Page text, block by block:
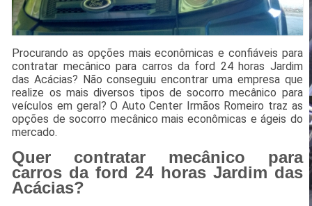
Procurando as opções mais econômicas e confiáveis para
contratar mecânico para carros da ford 24 horas Jardim
das Acácias? Não conseguiu encontrar uma empresa que
realize os mais diversos tipos de socorro mecânico para
veículos em geral? O Auto Center Irmãos Romeiro traz as
opções de socorro mecânico mais econômicas e ágeis do
mercado.
Quer contratar mecânico para
carros da ford 24 horas Jardim das
Acácias?